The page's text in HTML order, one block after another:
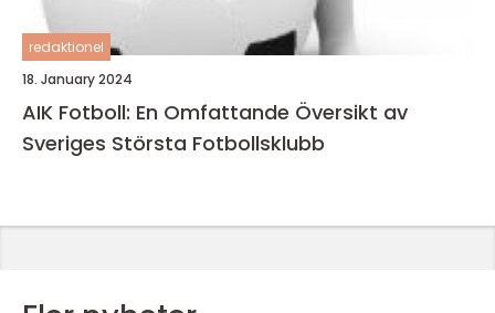
redaktionel
18. January 2024
AIK Fotboll: En Omfattande Översikt av
Sveriges Största Fotbollsklubb